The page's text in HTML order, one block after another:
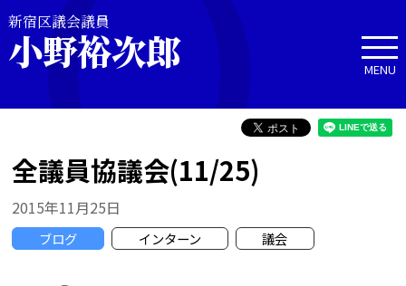
新宿区議会議員
小野裕次郎 MENU
全議員協議会(11/25)
2015年11月25日
ブログ インターン 議会